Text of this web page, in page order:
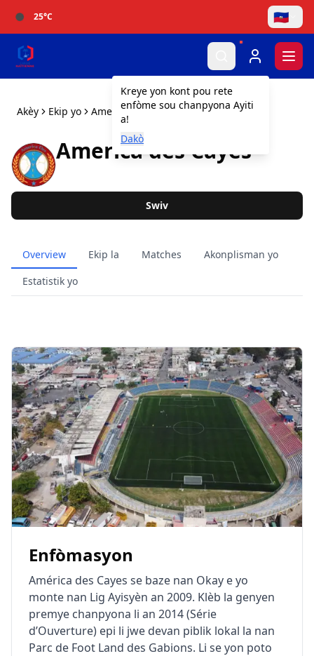
25°C 🇭🇹
Kreye yon kont pou rete
enfòme sou chanpyona Ayiti
a!
Dakò
Akèy Ekip yo America des Cayes
America des Cayes
Swiv
Overview Ekip la Matches
Akonplisman yo
Estatistik yo
Enfòmasyon
América des Cayes se baze nan Okay e yo
monte nan Lig Ayisyèn an 2009. Klèb la genyen
premye chanpyona li an 2014 (Série
d’Ouverture) epi li jwe devan piblik lokal la nan
Parc de Foot Land des Gabions. Li se yon poto